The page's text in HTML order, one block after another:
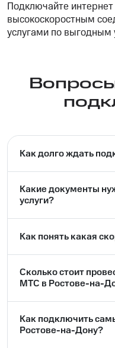
Подключайте
высокоскоростным
услугами по выгодным
Как долго ждать
Какие документы
услуги?
Как понять какая
Сколько стоит
МТС в Ростове-на-
Как подключить
Ростове-на-Дону?